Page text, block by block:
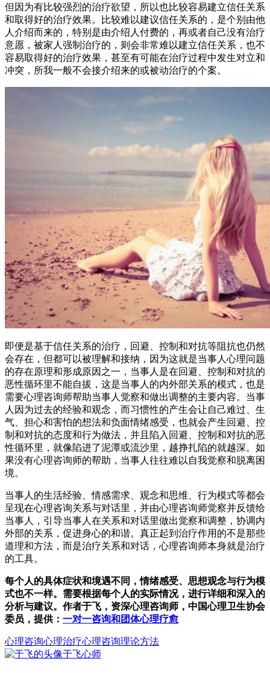
但因为有比较强烈的治疗欲望，所以也比较容易建立信任关系
和取得好的治疗效果。比较难以建议信任关系的，是个别由他
人介绍而来的，特别是由介绍人付费的，再或者自己没有治疗
意愿，被家人强制治疗的，则会非常难以建立信任关系，也不
容易取得好的治疗效果，甚至有可能在治疗过程中发生对立和
冲突，所我一般不会接介绍来的或被动治疗的个案。
即便是基于信任关系的治疗，回避、控制和对抗等阻抗也仍然
会存在，但都可以被理解和接纳，因为这就是当事人心理问题
的存在原理和形成原因之一，当事人是在回避、控制和对抗的
恶性循环里不能自拔，这是当事人的内外部关系的模式，也是
需要心理咨询师帮助当事人觉察和做出调整的主要内容。当事
人因为过去的经验和观念，而习惯性的产生会让自己难过、生
气、担心和害怕的想法和负面情绪感受，也就会产生回避、控
制和对抗的态度和行为做法，并且陷入回避、控制和对抗的恶
性循环里，就像陷进了泥潭或流沙里，越挣扎陷的就越深。如
果没有心理咨询师的帮助，当事人往往难以自我觉察和脱离困
境。
当事人的生活经验、情感需求、观念和思维、行为模式等都会
呈现在心理咨询关系与对话里，并由心理咨询师觉察并反馈给
当事人，引导当事人在关系和对话里做出觉察和调整，协调内
外部的关系，促进身心的和谐。真正起到治疗作用的不是那些
道理和方法，而是治疗关系和对话，心理咨询师本身就是治疗
的工具。
每个人的具体症状和境遇不同，情绪感受、思想观念与行为模
式也不一样。需要根据每个人的实际情况，进行详细和深入的
分析与建议。作者于飞，资深心理咨询师，中国心理卫生协会
委员，提供： 一对一咨询和团体心理疗愈
心理咨询心理治疗心理咨询理论方法
于飞心师